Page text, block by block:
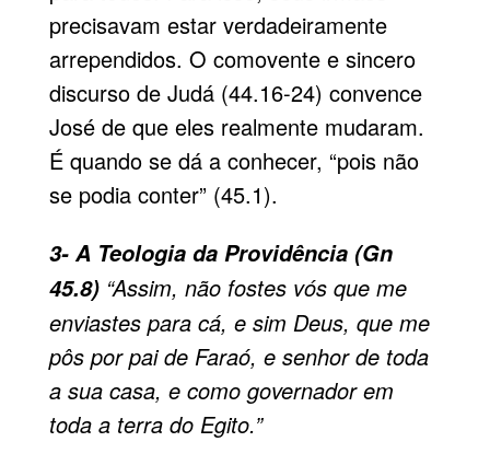
precisavam estar verdadeiramente
arrependidos. O comovente e sincero
discurso de Judá (44.16-24) convence
José de que eles realmente mudaram.
É quando se dá a conhecer, “pois não
se podia conter” (45.1).
3- A Teologia da Providência (Gn
45.8) “Assim, não fostes vós que me
en­viastes para cá, e sim Deus, que me
pôs por pai de Faraó, e senhor de toda
a sua casa, e como governador em
toda a terra do Egito.”